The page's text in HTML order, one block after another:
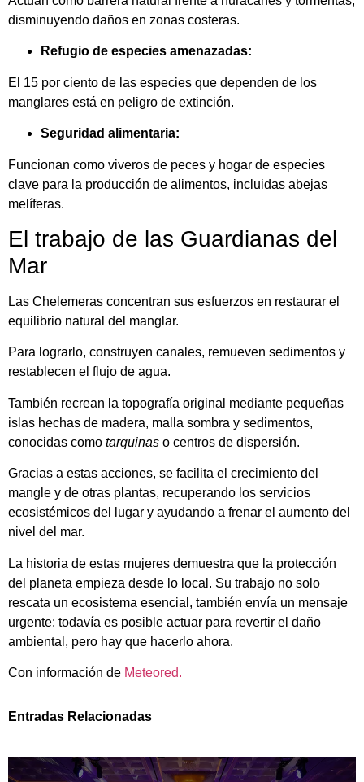
disminuyendo daños en zonas costeras.
Refugio de especies amenazadas:
El 15 por ciento de las especies que dependen de los
manglares está en peligro de extinción.
Seguridad alimentaria:
Funcionan como viveros de peces y hogar de especies
clave para la producción de alimentos, incluidas abejas
melíferas.
El trabajo de las Guardianas del
Mar
Las Chelemeras concentran sus esfuerzos en restaurar el
equilibrio natural del manglar.
Para lograrlo, construyen canales, remueven sedimentos y
restablecen el flujo de agua.
También recrean la topografía original mediante pequeñas
islas hechas de madera, malla sombra y sedimentos,
conocidas como tarquinas o centros de dispersión.
Gracias a estas acciones, se facilita el crecimiento del
mangle y de otras plantas, recuperando los servicios
ecosistémicos del lugar y ayudando a frenar el aumento del
nivel del mar.
La historia de estas mujeres demuestra que la protección
del planeta empieza desde lo local. Su trabajo no solo
rescata un ecosistema esencial, también envía un mensaje
urgente: todavía es posible actuar para revertir el daño
ambiental, pero hay que hacerlo ahora.
Con información de Meteored.
Entradas Relacionadas